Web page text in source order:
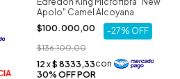
Apolo" Camel Alcoyana
$100.000,00
-27% OFF
$136.100,00